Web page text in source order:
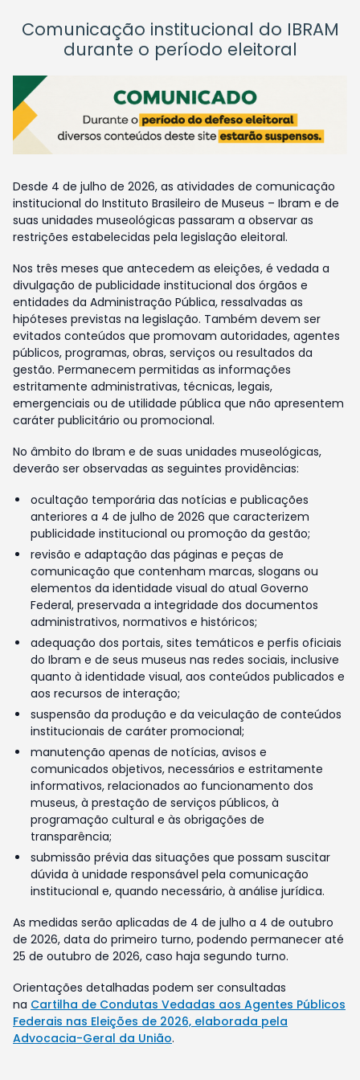
Comunicação institucional do IBRAM
durante o período eleitoral
Desde 4 de julho de 2026, as atividades de comunicação
institucional do Instituto Brasileiro de Museus – Ibram e de
suas unidades museológicas passaram a observar as
restrições estabelecidas pela legislação eleitoral.
Nos três meses que antecedem as eleições, é vedada a
divulgação de publicidade institucional dos órgãos e
entidades da Administração Pública, ressalvadas as
hipóteses previstas na legislação. Também devem ser
evitados conteúdos que promovam autoridades, agentes
públicos, programas, obras, serviços ou resultados da
gestão. Permanecem permitidas as informações
estritamente administrativas, técnicas, legais,
emergenciais ou de utilidade pública que não apresentem
caráter publicitário ou promocional.
No âmbito do Ibram e de suas unidades museológicas,
deverão ser observadas as seguintes providências:
ocultação temporária das notícias e publicações
anteriores a 4 de julho de 2026 que caracterizem
publicidade institucional ou promoção da gestão;
revisão e adaptação das páginas e peças de
comunicação que contenham marcas, slogans ou
elementos da identidade visual do atual Governo
Federal, preservada a integridade dos documentos
administrativos, normativos e históricos;
adequação dos portais, sites temáticos e perfis oficiais
do Ibram e de seus museus nas redes sociais, inclusive
quanto à identidade visual, aos conteúdos publicados e
aos recursos de interação;
suspensão da produção e da veiculação de conteúdos
institucionais de caráter promocional;
manutenção apenas de notícias, avisos e
comunicados objetivos, necessários e estritamente
informativos, relacionados ao funcionamento dos
museus, à prestação de serviços públicos, à
programação cultural e às obrigações de
transparência;
submissão prévia das situações que possam suscitar
dúvida à unidade responsável pela comunicação
institucional e, quando necessário, à análise jurídica.
As medidas serão aplicadas de 4 de julho a 4 de outubro
de 2026, data do primeiro turno, podendo permanecer até
25 de outubro de 2026, caso haja segundo turno.
Orientações detalhadas podem ser consultadas
na Cartilha de Condutas Vedadas aos Agentes Públicos
Federais nas Eleições de 2026, elaborada pela
Advocacia-Geral da União.